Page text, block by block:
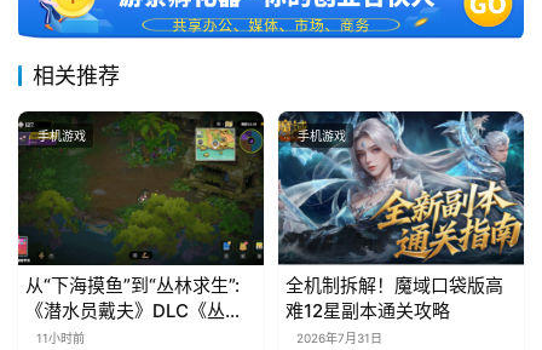
相关推荐
手机游戏
从“下海摸鱼”到“丛林求生”:
《潜水员戴夫》DLC《丛
林》移动端定档8月14日
11小时前
手机游戏
全机制拆解！魔域口袋版高
难12星副本通关攻略
2026年7月31日